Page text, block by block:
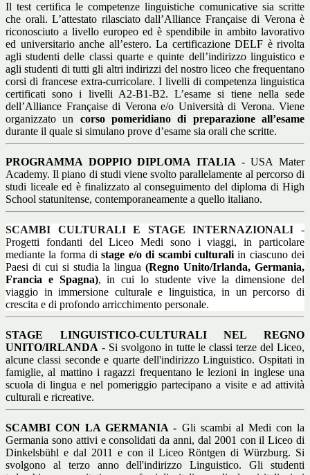
Il test certifica le competenze linguistiche comunicative sia scritte
che orali. L’attestato rilasciato dall’Alliance Française di Verona è
riconosciuto a livello europeo ed è spendibile in ambito lavorativo
ed universitario anche all’estero. La certificazione DELF è rivolta
agli studenti delle classi quarte e quinte dell’indirizzo linguistico e
agli studenti di tutti gli altri indirizzi del nostro liceo che frequentano
corsi di francese extra-curricolare. I livelli di competenza linguistica
certificati sono i livelli A2-B1-B2. L’esame si tiene nella sede
dell’Alliance Française di Verona e/o Università di Verona. Viene
organizzato un corso pomeridiano di preparazione all’esame
durante il quale si simulano prove d’esame sia orali che scritte.
PROGRAMMA DOPPIO DIPLOMA ITALIA - USA Mater
Academy. Il piano di studi viene svolto parallelamente al percorso di
studi liceale ed è finalizzato al conseguimento del diploma di High
School statunitense, contemporaneamente a quello italiano.
SCAMBI CULTURALI E STAGE INTERNAZIONALI -
Progetti fondanti del Liceo Medi sono i viaggi, in particolare
mediante la forma di stage e/o di scambi culturaliin ciascuno dei
Paesi di cui si studia la lingua(Regno Unito/Irlanda, Germania,
Francia e Spagna), in cui lo studente vive la dimensione del
viaggio in immersione culturale e linguistica, in un percorso di
crescita e di profondo arricchimento personale.
STAGE LINGUISTICO-CULTURALI NEL REGNO
UNITO/IRLANDA - Si svolgono in tutte le classi terze del Liceo,
alcune classi seconde e quarte dell'indirizzo Linguistico. Ospitati in
famiglie, al mattino i ragazzi frequentano le lezioni in inglese una
scuola di lingua e nel pomeriggio partecipano a visite e ad attività
culturali e ricreative.
SCAMBI CON LA GERMANIA - Gli scambi al Medi con la
Germania sono attivi e consolidati da anni, dal 2001 con il Liceo di
Dinkelsbühl e dal 2011 e con il Liceo Röntgen di Würzburg. Si
svolgono al terzo anno dell'indirizzo Linguistico. Gli studenti